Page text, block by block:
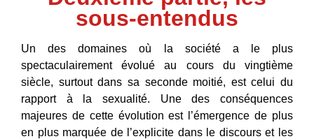
sous-entendus
Un des domaines où la société a le plus
spectaculairement évolué au cours du vingtième
siècle, surtout dans sa seconde moitié, est celui du
rapport à la sexualité. Une des conséquences
majeures de cette évolution est l’émergence de plus
en plus marquée de l’explicite dans le discours et les